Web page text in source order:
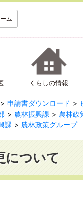
ム
くらしの情報
申請書ダウンロード
農林振興課
農林政
課 農林政策グループ
について